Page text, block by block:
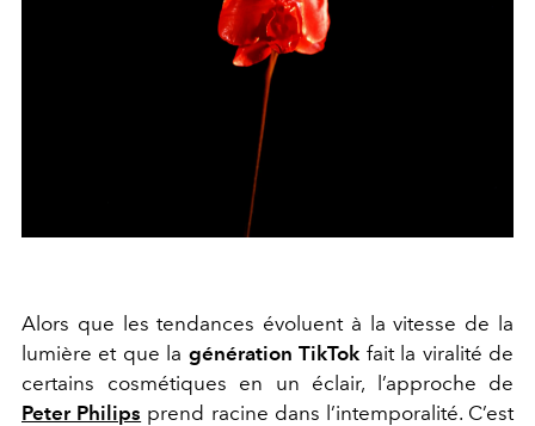
Alors que les tendances évoluent à la vitesse de la
lumière et que la génération TikTok fait la viralité de
certains cosmétiques en un éclair, l’approche de
Peter Philips prend racine dans l’intemporalité. C’est